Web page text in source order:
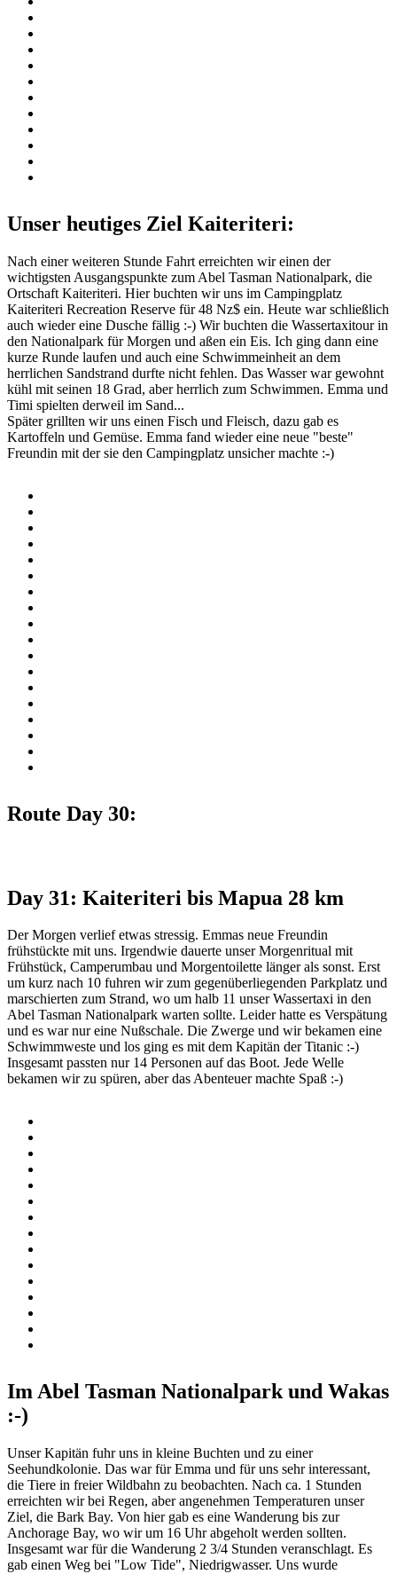
Unser heutiges Ziel Kaiteriteri:
Nach einer weiteren Stunde Fahrt erreichten wir einen der
wichtigsten Ausgangspunkte zum Abel Tasman Nationalpark, die
Ortschaft Kaiteriteri. Hier buchten wir uns im Campingplatz
Kaiteriteri Recreation Reserve für 48 Nz$ ein. Heute war schließlich
auch wieder eine Dusche fällig :-) Wir buchten die Wassertaxitour in
den Nationalpark für Morgen und aßen ein Eis. Ich ging dann eine
kurze Runde laufen und auch eine Schwimmeinheit an dem
herrlichen Sandstrand durfte nicht fehlen. Das Wasser war gewohnt
kühl mit seinen 18 Grad, aber herrlich zum Schwimmen. Emma und
Timi spielten derweil im Sand...
Später grillten wir uns einen Fisch und Fleisch, dazu gab es
Kartoffeln und Gemüse. Emma fand wieder eine neue "beste"
Freundin mit der sie den Campingplatz unsicher machte :-)
Route Day 30:
Day 31: Kaiteriteri bis Mapua 28 km
Der Morgen verlief etwas stressig. Emmas neue Freundin
frühstückte mit uns. Irgendwie dauerte unser Morgenritual mit
Frühstück, Camperumbau und Morgentoilette länger als sonst. Erst
um kurz nach 10 fuhren wir zum gegenüberliegenden Parkplatz und
marschierten zum Strand, wo um halb 11 unser Wassertaxi in den
Abel Tasman Nationalpark warten sollte. Leider hatte es Verspätung
und es war nur eine Nußschale. Die Zwerge und wir bekamen eine
Schwimmweste und los ging es mit dem Kapitän der Titanic :-)
Insgesamt passten nur 14 Personen auf das Boot. Jede Welle
bekamen wir zu spüren, aber das Abenteuer machte Spaß :-)
Im Abel Tasman Nationalpark und Wakas
:-)
Unser Kapitän fuhr uns in kleine Buchten und zu einer
Seehundkolonie. Das war für Emma und für uns sehr interessant,
die Tiere in freier Wildbahn zu beobachten. Nach ca. 1 Stunden
erreichten wir bei Regen, aber angenehmen Temperaturen unser
Ziel, die Bark Bay. Von hier gab es eine Wanderung bis zur
Anchorage Bay, wo wir um 16 Uhr abgeholt werden sollten.
Insgesamt war für die Wanderung 2 3/4 Stunden veranschlagt. Es
gab einen Weg bei "Low Tide", Niedrigwasser. Uns wurde